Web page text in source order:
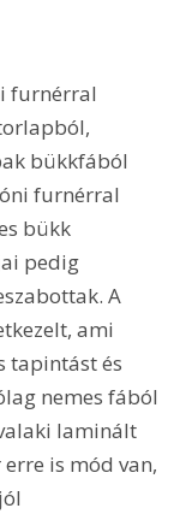
furnérral
bükkfából
furnérral
bükk
pedig
A
ami
tapintást és
nemes fából
laminált
is mód van,